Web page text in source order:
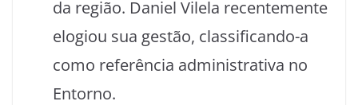
da região. Daniel Vilela recentemente
elogiou sua gestão, classificando-a
como referência administrativa no
Entorno.